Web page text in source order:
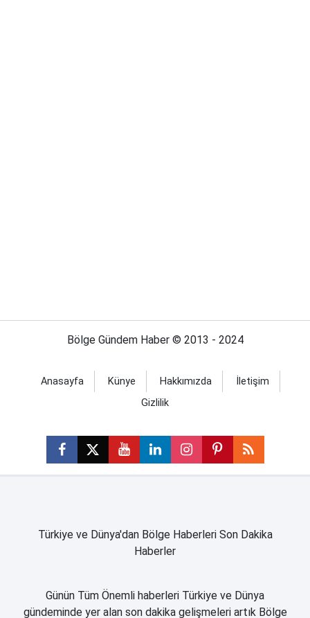
Bölge Gündem Haber © 2013 - 2024
Anasayfa Künye Hakkımızda
İletişim
Gizlilik
Türkiye ve Dünya'dan Bölge Haberleri Son Dakika
Haberler
Günün Tüm Önemli haberleri Türkiye ve Dünya
gündeminde yer alan son dakika gelişmeleri artık Bölge